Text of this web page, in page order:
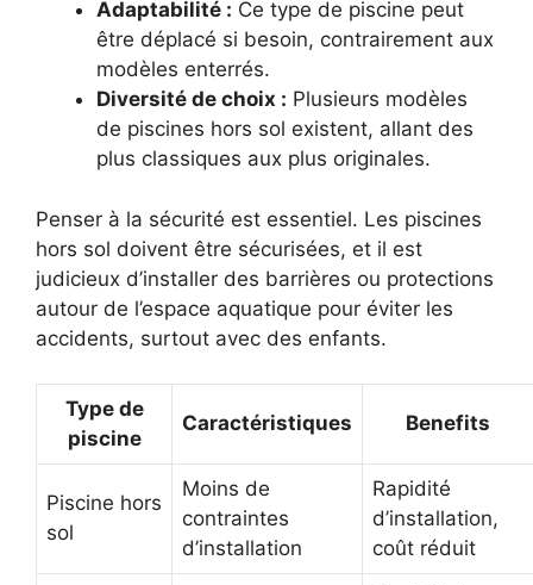
Adaptabilité : Ce type de piscine peut
être déplacé si besoin, contrairement aux
modèles enterrés.
Diversité de choix : Plusieurs modèles
de piscines hors sol existent, allant des
plus classiques aux plus originales.
Penser à la sécurité est essentiel. Les piscines
hors sol doivent être sécurisées, et il est
judicieux d’installer des barrières ou protections
autour de l’espace aquatique pour éviter les
accidents, surtout avec des enfants.
Type de
piscine
Caractéristiques Benefits
Piscine hors
sol
Moins de
contraintes
d’installation
Rapidité
d’installation,
coût réduit